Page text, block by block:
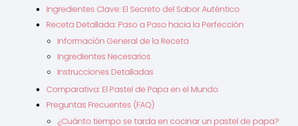
Ingredientes Clave: El Secreto del Sabor Auténtico
Receta Detallada: Paso a Paso hacia la Perfección
Información General de la Receta
Ingredientes Necesarios
Instrucciones Detalladas
Comparativa: El Pastel de Papa en el Mundo
Preguntas Frecuentes (FAQ)
¿Cuánto tiempo se tarda en cocinar un pastel de papa?